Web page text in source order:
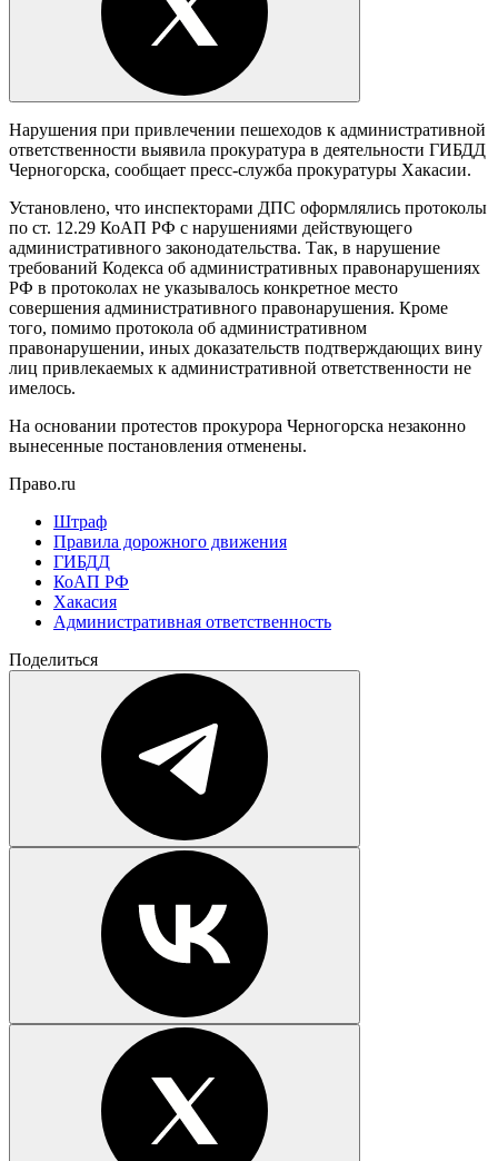
Нарушения при привлечении пешеходов к административной
ответственности выявила прокуратура в деятельности ГИБДД
Черногорска, сообщает пресс-служба прокуратуры Хакасии.
Установлено, что инспекторами ДПС оформлялись протоколы
по ст. 12.29 КоАП РФ с нарушениями действующего
административного законодательства. Так, в нарушение
требований Кодекса об административных правонарушениях
РФ в протоколах не указывалось конкретное место
совершения административного правонарушения. Кроме
того, помимо протокола об административном
правонарушении, иных доказательств подтверждающих вину
лиц привлекаемых к административной ответственности не
имелось.
На основании протестов прокурора Черногорска незаконно
вынесенные постановления отменены.
Право.ru
Штраф
Правила дорожного движения
ГИБДД
КоАП РФ
Хакасия
Административная ответственность
Поделиться